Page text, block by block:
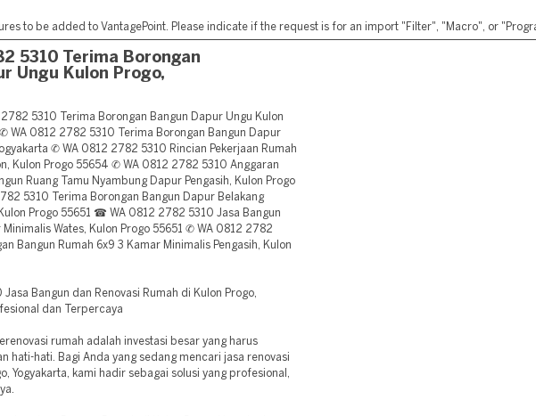
to be added to VantagePoint. Please indicate if the request is for an import "Filter", "Macro", or
5310 Terima Borongan
Ungu Kulon Progo,
2782 5310 Terima Borongan Bangun Dapur Ungu Kulon
✆ WA 0812 2782 5310 Terima Borongan Bangun Dapur
✆ WA 0812 2782 5310 Rincian Pekerjaan Rumah
Kulon Progo 55654 ✆ WA 0812 2782 5310 Anggaran
Ruang Tamu Nyambung Dapur Pengasih, Kulon Progo
5310 Terima Borongan Bangun Dapur Belakang
Progo 55651 ☎ WA 0812 2782 5310 Jasa Bangun
Minimalis Wates, Kulon Progo 55651 ✆ WA 0812 2782
Bangun Rumah 6x9 3 Kamar Minimalis Pengasih, Kulon
Bangun dan Renovasi Rumah di Kulon Progo,
dan Terpercaya
rumah adalah investasi besar yang harus
hati-hati. Bagi Anda yang sedang mencari jasa renovasi
Yogyakarta, kami hadir sebagai solusi yang profesional,